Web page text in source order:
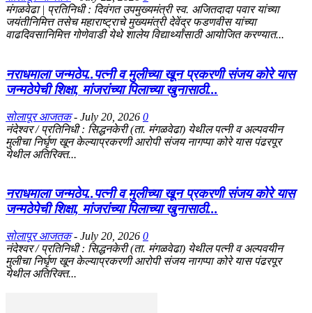
मंगळवेढा | प्रतिनिधी : दिवंगत उपमुख्यमंत्री स्व. अजितदादा पवार यांच्या
जयंतीनिमित्त तसेच महाराष्ट्राचे मुख्यमंत्री देवेंद्र फडणवीस यांच्या
वाढदिवसानिमित्त गोणेवाडी येथे शालेय विद्यार्थ्यांसाठी आयोजित करण्यात...
नराधमाला जन्मठेप..पत्नी व मुलीच्या खून प्रकरणी संजय कोरे यास
जन्मठेपेची शिक्षा, मांजरांच्या पिलाच्या खुनासाठी...
सोलापूर आजतक - July 20, 2026 0
नंदेश्वर / प्रतिनिधी : सिद्धनकेरी (ता. मंगळवेढा) येथील पत्नी व अल्पवयीन
मुलीचा निर्घृण खून केल्याप्रकरणी आरोपी संजय नागप्पा कोरे यास पंढरपूर
येथील अतिरिक्त...
नराधमाला जन्मठेप..पत्नी व मुलीच्या खून प्रकरणी संजय कोरे यास
जन्मठेपेची शिक्षा, मांजरांच्या पिलाच्या खुनासाठी...
सोलापूर आजतक - July 20, 2026 0
नंदेश्वर / प्रतिनिधी : सिद्धनकेरी (ता. मंगळवेढा) येथील पत्नी व अल्पवयीन
मुलीचा निर्घृण खून केल्याप्रकरणी आरोपी संजय नागप्पा कोरे यास पंढरपूर
येथील अतिरिक्त...